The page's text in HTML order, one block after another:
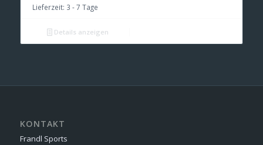
Lieferzeit: 3 - 7 Tage
Details anzeigen
KONTAKT
Frandl Sports